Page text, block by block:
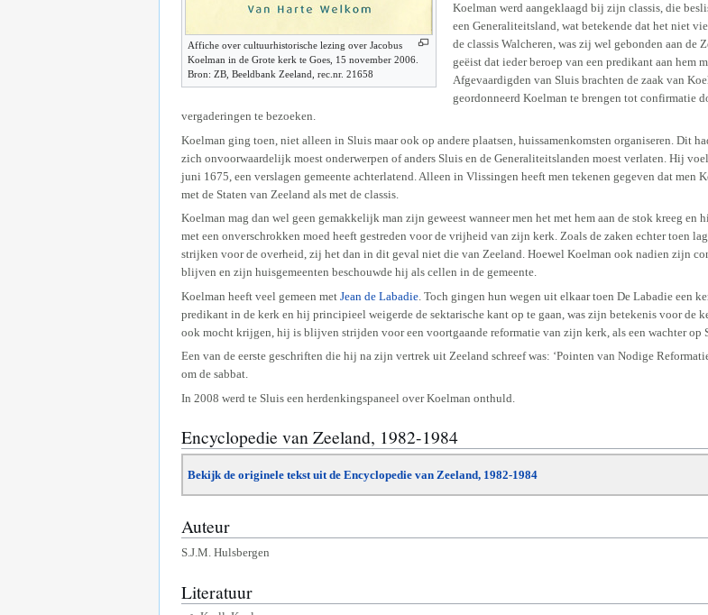
Affiche over cultuurhistorische lezing over Jacobus
Koelman in de Grote kerk te Goes, 15 november 2006.
Bron: ZB, Beeldbank Zeeland, rec.nr. 21658
Koelman werd aangeklaagd bij zijn classis, die
een Generaliteitsland, wat betekende dat het niet
de classis Walcheren, was zij wel gebonden aan de
geëist dat ieder beroep van een predikant aan hem
Afgevaardigden van Sluis brachten de zaak van
geordonneerd Koelman te brengen tot confirmatie
vergaderingen te bezoeken.
Koelman ging toen, niet alleen in Sluis maar ook op andere plaatsen, huissamenkomsten organiseren. Dit
zich onvoorwaardelijk moest onderwerpen of anders Sluis en de Generaliteitslanden moest verlaten. Hij
juni 1675, een verslagen gemeente achterlatend. Alleen in Vlissingen heeft men tekenen gegeven dat
met de Staten van Zeeland als met de classis.
Koelman mag dan wel geen gemakkelijk man zijn geweest wanneer men het met hem aan de stok kreeg
met een onverschrokken moed heeft gestreden voor de vrijheid van zijn kerk. Zoals de zaken echter toen
strijken voor de overheid, zij het dan in dit geval niet die van Zeeland. Hoewel Koelman ook nadien zijn
blijven en zijn huisgemeenten beschouwde hij als cellen in de gemeente.
Koelman heeft veel gemeen met Jean de Labadie . Toch gingen hun wegen uit elkaar toen De Labadie een
predikant in de kerk en hij principieel weigerde de sektarische kant op te gaan, was zijn betekenis voor
ook mocht krijgen, hij is blijven strijden voor een voortgaande reformatie van zijn kerk, als een wachter op
Een van de eerste geschriften die hij na zijn vertrek uit Zeeland schreef was: ‘Pointen van Nodige
om de sabbat.
In 2008 werd te Sluis een herdenkingspaneel over Koelman onthuld.
Encyclopedie van Zeeland, 1982-1984
Bekijk de originele tekst uit de Encyclopedie van Zeeland, 1982-1984
Auteur
S.J.M. Hulsbergen
Literatuur